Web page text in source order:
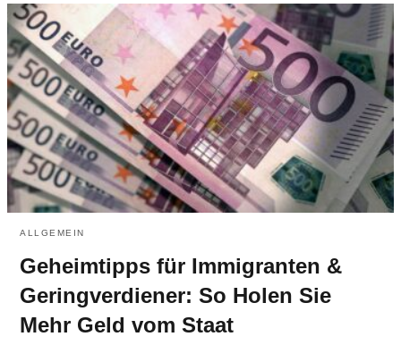
ALLGEMEIN
Geheimtipps für Immigranten &
Geringverdiener: So Holen Sie
Mehr Geld vom Staat